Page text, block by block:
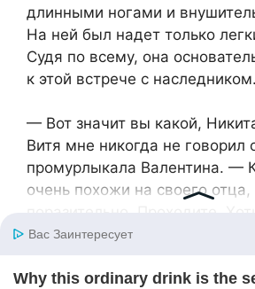
длинными ногами и
На ней был надет только
Судя по всему, она
к этой встрече с наследником.
— Вот значит вы какой,
Витя мне никогда не говорил
промурлыкала Валентина. —
очень похожи на своего отца,
Что-то покрепче?
Валентина приветливо